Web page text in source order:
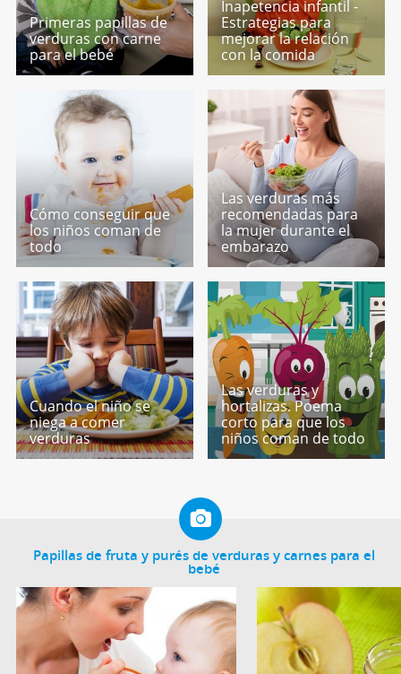
Primeras papillas de
verduras con carne
para el bebé
Inapetencia infantil -
Estrategias para
mejorar la relación
con la comida
Cómo conseguir que
los niños coman de
todo
Las verduras más
recomendadas para
la mujer durante el
embarazo
Cuando el niño se
niega a comer
verduras
Las verduras y
hortalizas. Poema
corto para que los
niños coman de todo
Papillas de fruta y purés de verduras y carnes para el
bebé